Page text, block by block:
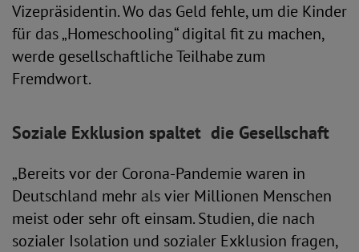
Vizepräsidentin. Wo das Geld fehle, um die Kinder
für das „Homeschooling“ digital fit zu machen,
werde gesellschaftliche Teilhabe zum
Fremdwort.
Soziale Exklusion spaltet die Gesellschaft
„Bereits vor der Corona-Pandemie waren in
Deutschland mehr als vier Millionen Menschen
meist oder sehr oft einsam. Studien, die nach
sozialer Isolation und sozialer Exklusion fragen,